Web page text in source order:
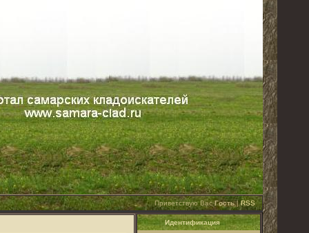
Приветствую ВасГость|RSS
Идентификация